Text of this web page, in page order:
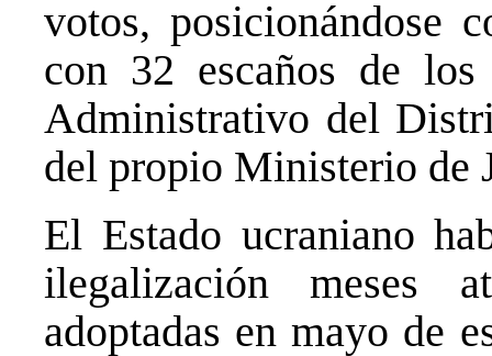
votos, posicionándose
con 32 escaños de
Administrativo del
del propio Ministerio de
El Estado ucraniano
ilegalización meses
adoptadas en mayo de